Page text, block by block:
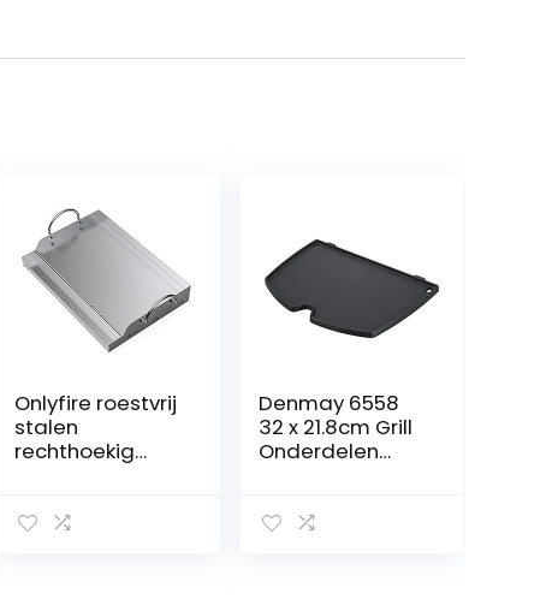
Onlyfire roestvrij
stalen
rechthoekig
meeste BBQ
Denmay 6558
32 x 21.8cm Grill
Onderdelen
voor Weber Q100